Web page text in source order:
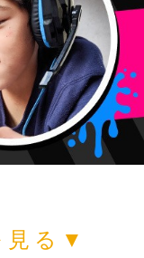
見る▼